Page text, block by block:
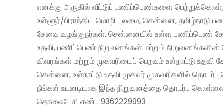
எனக்கு அருகில் வீட்டுப் பணிப்பெண்களை
உள்ளூர்/பிராந்திய மொழி புலமை, சென்னை, தமிழ்நாடு
சேவை வழங்குநர்கள். சென்னையில் உள்ள பணிப்பெண்
உதவி, பணிப்பெண் நிறுவனங்கள் மற்றும் நிறுவனங்களின்
விவரங்கள் மற்றும் முகவரியைப் பெறவும் உள்நாட்டு உதவி
சென்னை, உள்நாட்டு உதவி முகவர் முகவரிகளில்
நீங்கள் உடனடியாக இந்த நிறுவனத்தை தொடர்பு
தொலைபேசி எண் : 9362229993